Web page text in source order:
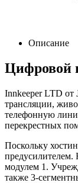
Описание
Цифровой
Innkeeper LTD от
трансляции,
телефонную
перекрестных
Поскольку
предусилителем.
модулем 1.
также 3-